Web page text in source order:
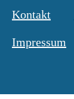
Kontakt
Impressum